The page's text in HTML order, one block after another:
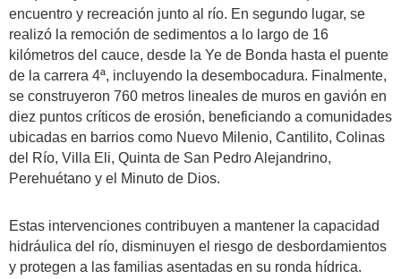
encuentro y recreación junto al río. En segundo lugar, se
realizó la remoción de sedimentos a lo largo de 16
kilómetros del cauce, desde la Ye de Bonda hasta el puente
de la carrera 4ª, incluyendo la desembocadura. Finalmente,
se construyeron 760 metros lineales de muros en gavión en
diez puntos críticos de erosión, beneficiando a comunidades
ubicadas en barrios como Nuevo Milenio, Cantilito, Colinas
del Río, Villa Eli, Quinta de San Pedro Alejandrino,
Perehuétano y el Minuto de Dios.
Estas intervenciones contribuyen a mantener la capacidad
hidráulica del río, disminuyen el riesgo de desbordamientos
y protegen a las familias asentadas en su ronda hídrica.